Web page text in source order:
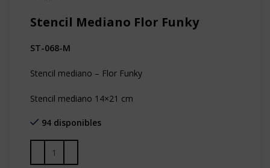
Stencil Mediano Flor Funky
ST-068-M
Stencil mediano – Flor Funky
Stencil mediano 14×21 cm
94 disponibles